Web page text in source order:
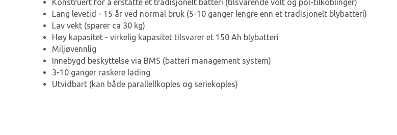
Konstruert for å erstatte et tradisjonelt batteri (tilsvarende volt og pol-tilkoblinger)
Lang levetid - 15 år ved normal bruk (5-10 ganger lengre enn et tradisjonelt blybatteri)
Lav vekt (sparer ca 30 kg)
Høy kapasitet - virkelig kapasitet tilsvarer et 150 Ah blybatteri
Miljøvennlig
Innebygd beskyttelse via BMS (batteri management system)
3-10 ganger raskere lading
Utvidbart (kan både parallellkoples og seriekoples)